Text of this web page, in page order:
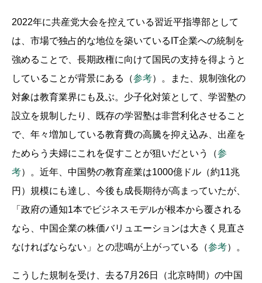
2022年に共産党大会を控えている習近平指導部として
は、市場で独占的な地位を築いているIT企業への統制を
強めることで、長期政権に向けて国民の支持を得ようと
していることが背景にある（参考）。また、規制強化の
対象は教育業界にも及ぶ。少子化対策として、学習塾の
設立を規制したり、既存の学習塾は非営利化させること
で、年々増加している教育費の高騰を抑え込み、出産を
ためらう夫婦にこれを促すことが狙いだという（参
考）。近年、中国勢の教育産業は1000億ドル（約11兆
円）規模にも達し、今後も成長期待が高まっていたが、
「政府の通知1本でビジネスモデルが根本から覆される
なら、中国企業の株価バリュエーションは大きく見直さ
なければならない」との悲鳴が上がっている（参考）。
こうした規制を受け、去る7月26日（北京時間）の中国